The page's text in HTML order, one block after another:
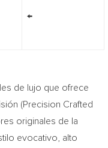
←
de lujo que ofrece
(Precision Crafted
originales de la
evocativo, alto